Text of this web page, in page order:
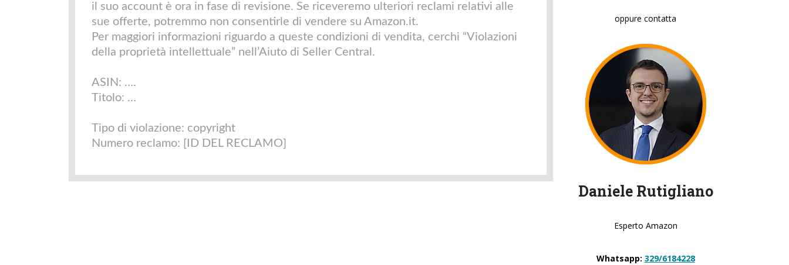
il suo account è ora in fase di revisione. Se riceveremo ulteriori reclami relativi alle
sue offerte, potremmo non consentirle di vendere su Amazon.it.
Per maggiori informazioni riguardo a queste condizioni di vendita, cerchi “Violazioni
della proprietà intellettuale” nell’Aiuto di Seller Central.
ASIN: ….
Titolo: …
Tipo di violazione: copyright
Numero reclamo: [ID DEL RECLAMO]
oppure contatta
Daniele Rutigliano
Esperto Amazon
Whatsapp: 329/6184228